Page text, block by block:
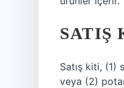
SATIŞ
Satış kiti, (1)
veya (2)